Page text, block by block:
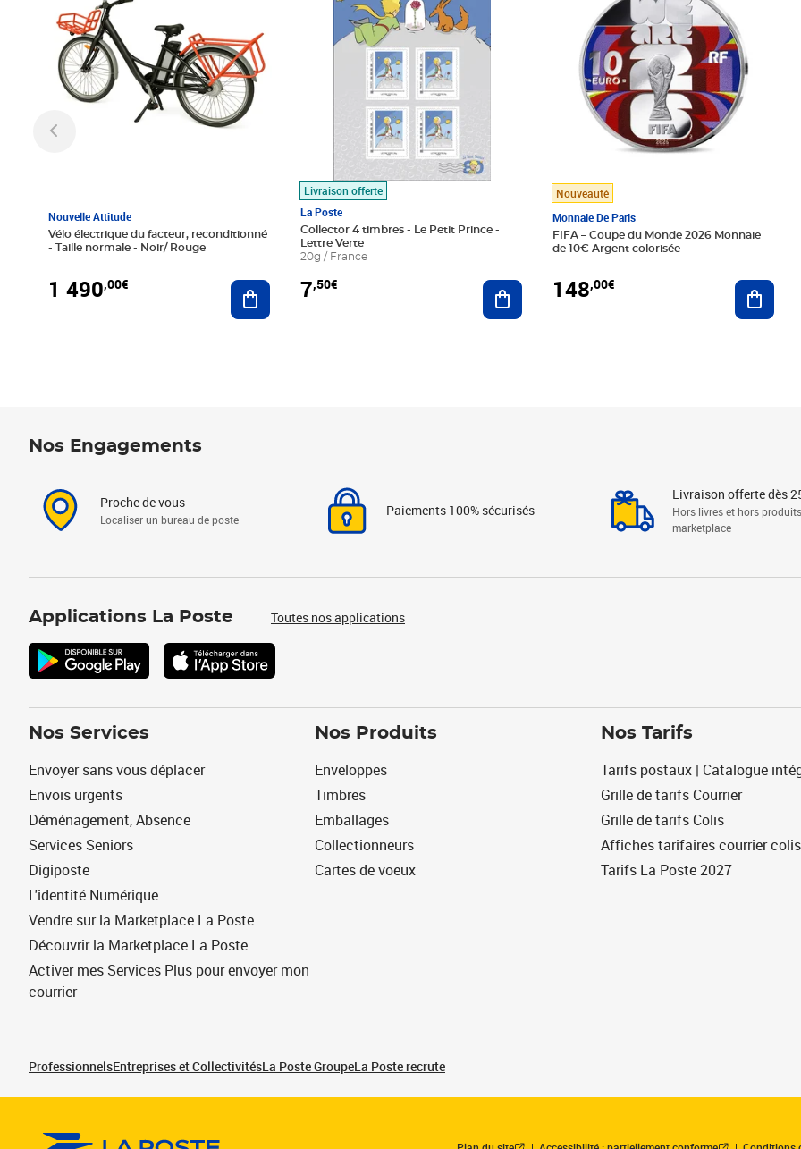
Nouvelle Attitude
Vélo électrique du facteur, reconditionné
- Taille normale - Noir/ Rouge
1 490,00€ Ajouter au panier
Livraison offerte
La Poste
Collector 4 timbres - Le Petit Prince -
Lettre Verte
20g / France
7,50€ Ajouter au panier
Nouveauté
Monnaie De Paris
FIFA – Coupe du Monde 2026 Monnaie
de 10€ Argent colorisée
148,00€
Nos Engagements
Proche de vous
Localiser un bureau de poste
Paiements 100% sécurisés
Livraison offerte dès
Hors livres et hors produits
marketplace
Applications La Poste Toutes nos applications
Nos Services
Envoyer sans vous déplacer
Envois urgents
Déménagement, Absence
Services Seniors
Digiposte
L'identité Numérique
Vendre sur la Marketplace La Poste
Découvrir la Marketplace La Poste
Activer mes Services Plus pour envoyer mon
courrier
Nos Produits
Enveloppes
Timbres
Emballages
Collectionneurs
Cartes de voeux
Nos Tarifs
Tarifs postaux | Catalogue
Grille de tarifs Courrier
Grille de tarifs Colis
Affiches tarifaires courrier colis
Tarifs La Poste 2027
ProfessionnelsEntreprises et CollectivitésLa Poste GroupeLa Poste recrute